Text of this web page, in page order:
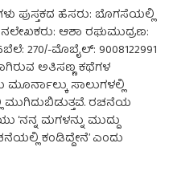
ಪುಸ್ತಕದ ಹೆಸರು: ಬೊಗಸೆಯಲ್ಲಿ
ಆಶಾ ರಘುಮುದ್ರಣ:
270/-ಮೊಬೈಲ್: 9008122991
ಅತಿಸಣ್ಣ ಕಥೆಗಳ
ಸಾಲುಗಳಲ್ಲಿ
ಮುಗಿದುಬಿಡುತ್ತವೆ. ರಚನೆಯ
ಮಗಳನ್ನು ಮುದ್ದು
ಕಂಡಿದ್ದೇನೆ’ ಎಂದು